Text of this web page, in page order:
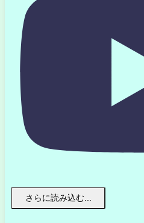
さらに読み込む...